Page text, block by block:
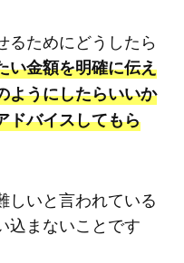
るためにどうしたら
い金額を明確に伝え
ようにしたらいいか
ドバイスしてもら
しいと言われている
込まないことです